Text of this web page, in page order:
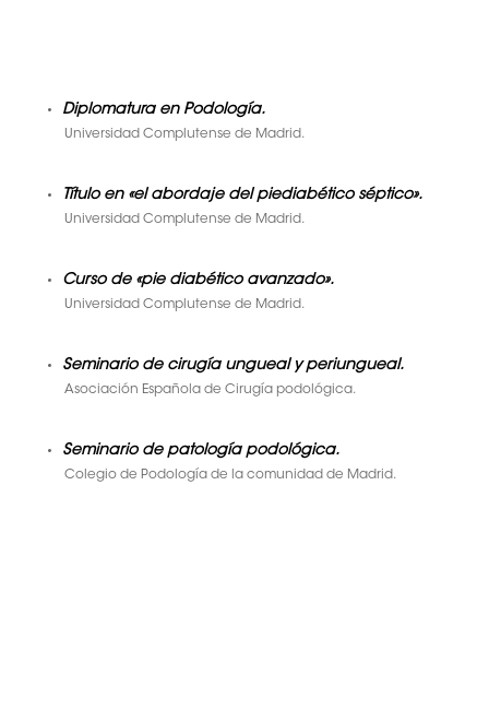
Diplomatura en Podología.
Universidad Complutense de Madrid.
Título en «el abordaje del piediabético séptico».
Universidad Complutense de Madrid.
Curso de «pie diabético avanzado».
Universidad Complutense de Madrid.
Seminario de cirugía ungueal y periungueal.
Asociación Española de Cirugía podológica.
Seminario de patología podológica.
Colegio de Podología de la comunidad de Madrid.